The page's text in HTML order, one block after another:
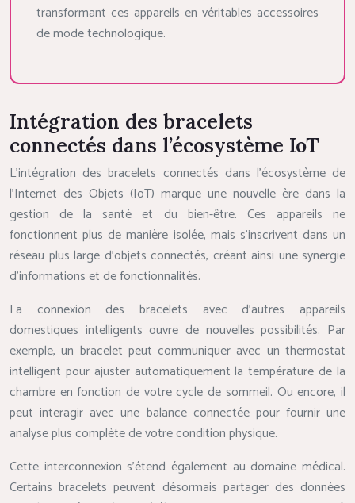
transformant ces appareils en véritables accessoires
de mode technologique.
Intégration des bracelets
connectés dans l’écosystème IoT
L’intégration des bracelets connectés dans l’écosystème de
l’Internet des Objets (IoT) marque une nouvelle ère dans la
gestion de la santé et du bien-être. Ces appareils ne
fonctionnent plus de manière isolée, mais s’inscrivent dans un
réseau plus large d’objets connectés, créant ainsi une synergie
d’informations et de fonctionnalités.
La connexion des bracelets avec d’autres appareils
domestiques intelligents ouvre de nouvelles possibilités. Par
exemple, un bracelet peut communiquer avec un thermostat
intelligent pour ajuster automatiquement la température de la
chambre en fonction de votre cycle de sommeil. Ou encore, il
peut interagir avec une balance connectée pour fournir une
analyse plus complète de votre condition physique.
Cette interconnexion s’étend également au domaine médical.
Certains bracelets peuvent désormais partager des données